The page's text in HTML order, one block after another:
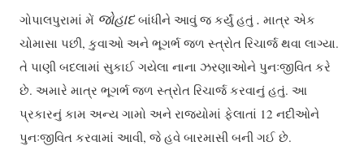
ગોપાલપુરામાં મેં જોહાદબાંધીને આવું જ કર્યું હતું.માત્ર એક
ચોમાસા પછી, કુવાઓ અને ભૂગર્ભ જળ સ્ત્રોત રિચાર્જ થવા લાગ્યા.
તે પાણી બદલામાં સુકાઈ ગયેલા નાના ઝરણાઓને પુનઃજીવિત કરે
છે. અમારે માત્ર ભૂગર્ભ જળ સ્ત્રોત રિચાર્જ કરવાનું હતું. આ
પ્રકારનું કામ અન્ય ગામો અને રાજ્યોમાં ફેલાતાં 12 નદીઓને
પુનઃજીવિત કરવામાં આવી, જે હવે બારમાસી બની ગઈ છે.